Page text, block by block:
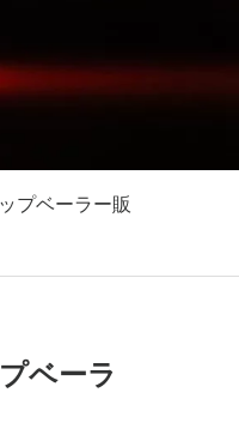
プベーラー販
ベーラ